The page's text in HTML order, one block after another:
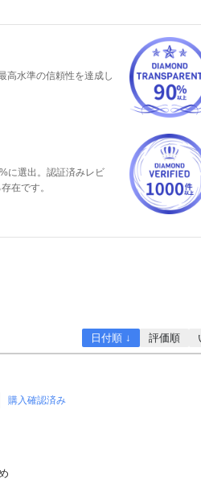
検索
高水準の信頼性を達成し
に選出。認証済みレビ
在です。
日付順 ↓ 評価順
購入確認済み